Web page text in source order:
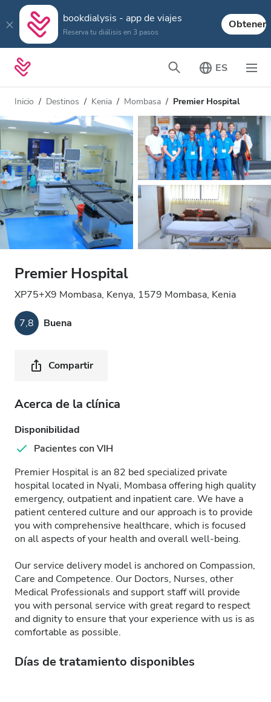
bookdialysis - app de viajes
Reserva tu diálisis en 3 pasos
Obtener
ES
Inicio Destinos Kenia Mombasa Premier Hospital
Premier Hospital
XP75+X9 Mombasa, Kenya, 1579 Mombasa, Kenia
7,8 Buena
Compartir
Acerca de la clínica
Disponibilidad
Pacientes con VIH
Premier Hospital is an 82 bed specialized private
hospital located in Nyali, Mombasa offering high quality
emergency, outpatient and inpatient care. We have a
patient centered culture and our approach is to provide
you with comprehensive healthcare, which is focused
on all aspects of your health and overall well-being.
Our service delivery model is anchored on Compassion,
Care and Competence. Our Doctors, Nurses, other
Medical Professionals and support staff will provide
you with personal service with great regard to respect
and dignity to ensure that your experience with us is as
comfortable as possible.
Días de tratamiento disponibles